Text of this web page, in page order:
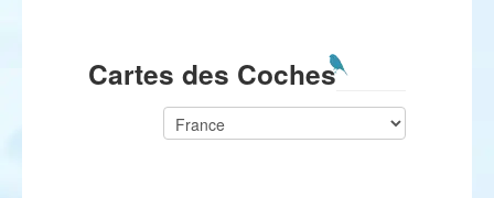
Cartes des Coches